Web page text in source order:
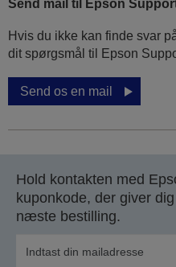
Send mail til Epson
Hvis du ikke kan finde svar
dit spørgsmål til Epson
Send os en mail
Hold kontakten med
kuponkode, der giver dig
næste bestilling.